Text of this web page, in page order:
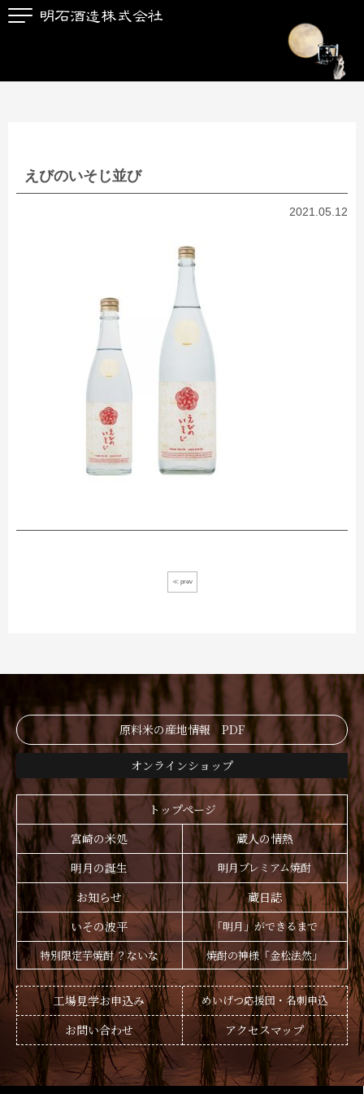
えびのいそじ並び
2021.05.12
≪ prev
原料米の産地情報 PDF
オンラインショップ
トップページ
宮崎の米処
蔵人の情熱
明月の誕生
明月プレミアム焼酎
お知らせ
蔵日誌
いその波平
「明月」ができるまで
特別限定芋焼酎 ？ないな
焼酎の神様「金松法然」
工場見学お申込み めいげつ応援団・名刺申込
お問い合わせ アクセスマップ